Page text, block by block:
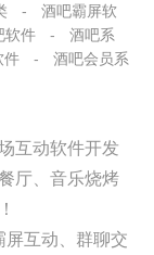
-
酒吧霸屏软
软件 -
酒吧系
件 -
酒吧会员系
互动软件开发
厅、音乐烧烤
屏互动、群聊交